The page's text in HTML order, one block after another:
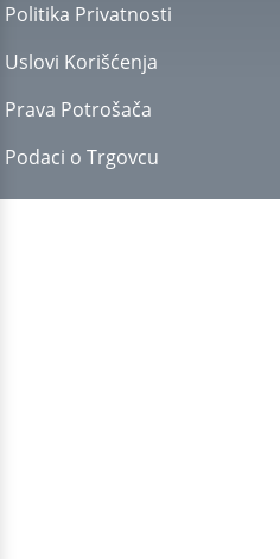
Politika Privatnosti
Uslovi Korišćenja
Prava Potrošača
Podaci o Trgovcu